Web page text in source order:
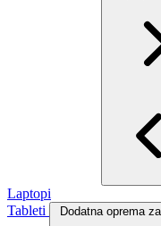
Laptopi
Tableti
Dodatna oprema